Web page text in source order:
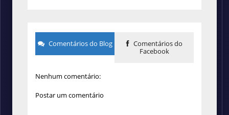
Comentários do Blog
Comentários do
Facebook
Nenhum comentário:
Postar um comentário